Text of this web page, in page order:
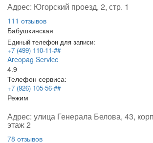
Адрес: Югорский проезд, 2, стр. 1
111 отзывов
Бабушкинская
Единый телефон для записи:
+7 (499) 110-11-##
Areopag Service
4.9
Телефон сервиса:
+7 (926) 105-56-##
Режим
Адрес: улица Генерала Белова, 43,
этаж 2
78 отзывов